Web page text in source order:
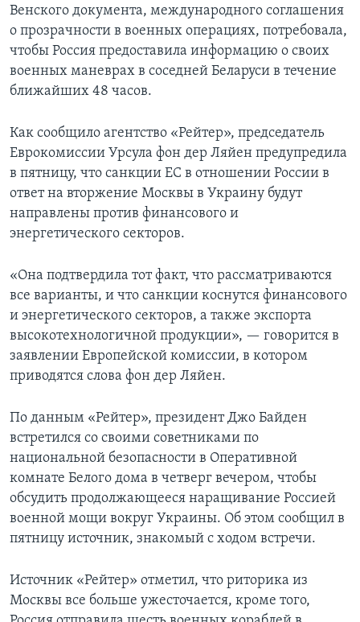
Венского документа, международного соглашения
о прозрачности в военных операциях, потребовала,
чтобы Россия предоставила информацию о своих
военных маневрах в соседней Беларуси в течение
ближайших 48 часов.
Как сообщило агентство «Рейтер», председатель
Еврокомиссии Урсула фон дер Ляйен предупредила
в пятницу, что санкции ЕС в отношении России в
ответ на вторжение Москвы в Украину будут
направлены против финансового и
энергетического секторов.
«Она подтвердила тот факт, что рассматриваются
все варианты, и что санкции коснутся финансового
и энергетического секторов, а также экспорта
высокотехнологичной продукции», — говорится в
заявлении Европейской комиссии, в котором
приводятся слова фон дер Ляйен.
По данным «Рейтер», президент Джо Байден
встретился со своими советниками по
национальной безопасности в Оперативной
комнате Белого дома в четверг вечером, чтобы
обсудить продолжающееся наращивание Россией
военной мощи вокруг Украины. Об этом сообщил в
пятницу источник, знакомый с ходом встречи.
Источник «Рейтер» отметил, что риторика из
Москвы все больше ужесточается, кроме того,